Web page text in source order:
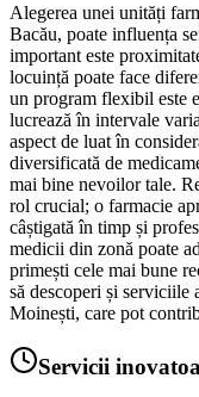
Alegerea unei unități
Bacău, poate influența
important este
locuință poate face
un program flexibil este
lucrează în intervale
aspect de luat în
diversificată de
mai bine nevoilor tale.
rol crucial; o farmacie
câștigată în timp și
medicii din zonă poate
primești cele mai bune
să descoperi și serviciile
Moinești, care pot
Servicii